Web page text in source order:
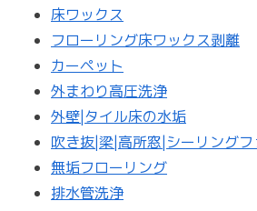
床ワックス
フローリング床ワックス剥離
カーペット
外まわり高圧洗浄
外壁|タイル床の水垢
吹き抜|梁|高所窓|シーリングフ
無垢フローリング
排水管洗浄